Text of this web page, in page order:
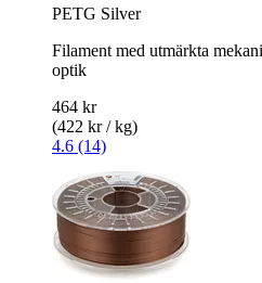
PETG Silver
Filament med utmärkta
optik
464 kr
(422 kr / kg)
4.6 (14)